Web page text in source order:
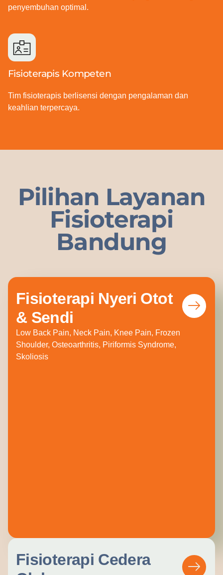
penyembuhan optimal.
Fisioterapis Kompeten
Tim fisioterapis berlisensi dengan pengalaman dan
keahlian terpercaya.
Pilihan Layanan
Fisioterapi
Bandung
Fisioterapi Nyeri Otot
& Sendi
Low Back Pain, Neck Pain, Knee Pain, Frozen
Shoulder, Osteoarthritis, Piriformis Syndrome,
Skoliosis
Fisioterapi Cedera